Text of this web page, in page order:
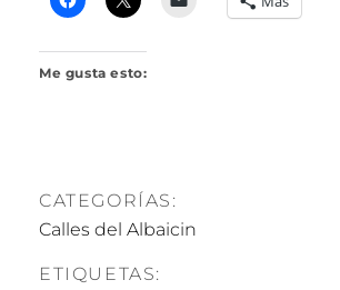
Me gusta esto:
CATEGORÍAS:
Calles del Albaicin
ETIQUETAS: